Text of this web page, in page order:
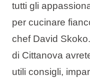
Marchi
Blog
tutti gli
per cucinare
chef David
di Cittanova
utili consigli,